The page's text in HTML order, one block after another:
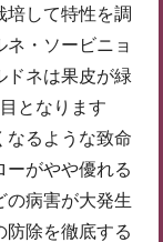
培して特性を調
・ソービニョ
ドネは果皮が緑
となります
なるような致命
ーがやや優れる
の病害が大発生
防除を徹底する